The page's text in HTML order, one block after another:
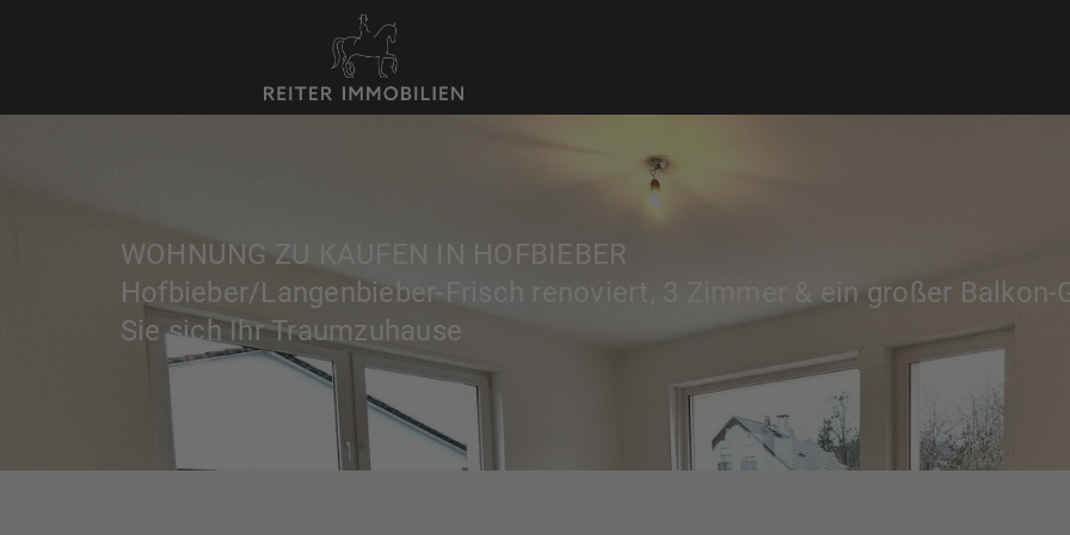
WOHNUNG ZU KAUFEN IN HOFBIEBER
Hofbieber/Langenbieber-Frisch renoviert, 3 Zimmer & ein großer Balkon-
Sie sich Ihr Traumzuhause